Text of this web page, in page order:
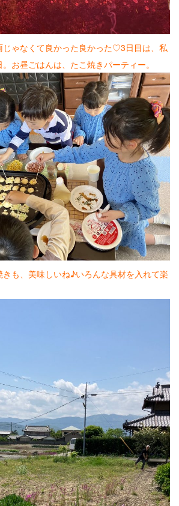
ゃなくて良かった良かった♡3日目は、私
お昼ごはんは、たこ焼きパーティー。
も、美味しいね♪いろんな具材を入れて楽